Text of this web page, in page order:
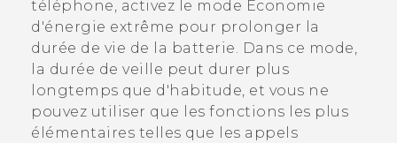
téléphone, activez le mode Economie
d'énergie extrême pour prolonger la
durée de vie de la batterie. Dans ce mode,
la durée de veille peut durer plus
longtemps que d'habitude, et vous ne
pouvez utiliser que les fonctions les plus
élémentaires telles que les appels